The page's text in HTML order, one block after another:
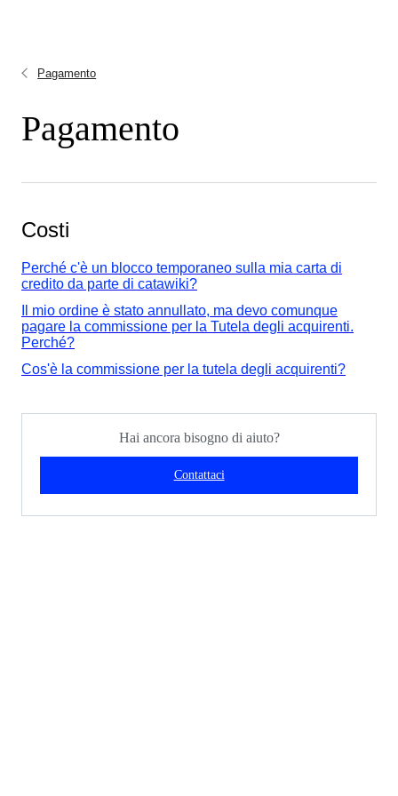
Pagamento
Pagamento
Costi
Perché c'è un blocco temporaneo sulla mia carta di
credito da parte di catawiki?
Il mio ordine è stato annullato, ma devo comunque
pagare la commissione per la Tutela degli acquirenti.
Perché?
Cos'è la commissione per la tutela degli acquirenti?
Hai ancora bisogno di aiuto?
Contattaci